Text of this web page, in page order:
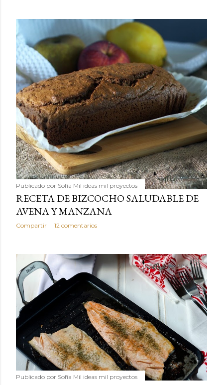
Publicado por Sofía Mil ideas mil proyectos
RECETA DE BIZCOCHO SALUDABLE DE
AVENA Y MANZANA
Compartir 12 comentarios
Publicado por Sofía Mil ideas mil proyectos